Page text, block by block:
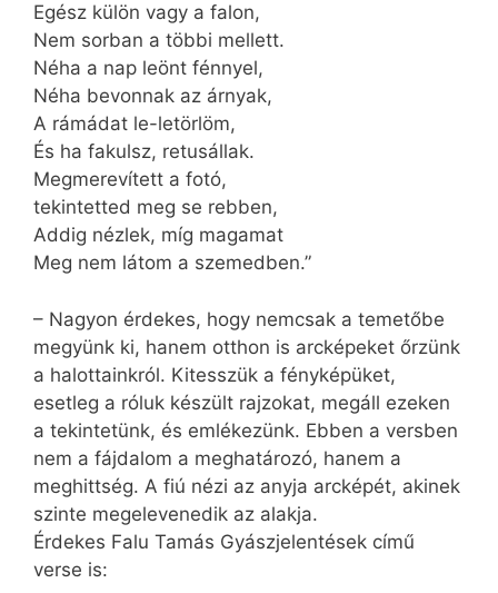
Egész külön vagy a falon,
Nem sorban a többi mellett.
Néha a nap leönt fénnyel,
Néha bevonnak az árnyak,
A rámádat le-letörlöm,
És ha fakulsz, retusállak.
Megmerevített a fotó,
tekintetted meg se rebben,
Addig nézlek, míg magamat
Meg nem látom a szemedben.”
– Nagyon érdekes, hogy nemcsak a temetőbe
megyünk ki, hanem otthon is arcképeket őrzünk
a halottainkról. Kitesszük a fényképüket,
esetleg a róluk készült rajzokat, megáll ezeken
a tekintetünk, és emlékezünk. Ebben a versben
nem a fájdalom a meghatározó, hanem a
meghittség. A fiú nézi az anyja arcképét, akinek
szinte megelevenedik az alakja.
Érdekes Falu Tamás Gyászjelentések című
verse is: